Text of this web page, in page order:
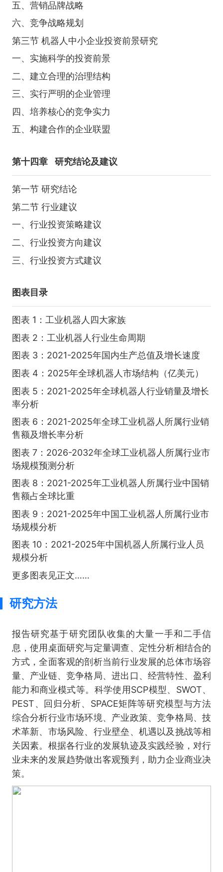
五、营销品牌战略
六、竞争战略规划
第三节 机器人中小企业投资前景研究
一、实施科学的投资前景
二、建立合理的治理结构
三、实行严明的企业管理
四、培养核心的竞争实力
五、构建合作的企业联盟
第十四章 研究结论及建议
第一节 研究结论
第二节 行业建议
一、行业投资策略建议
二、行业投资方向建议
三、行业投资方式建议
图表目录
图表 1：工业机器人四大家族
图表 2：工业机器人行业生命周期
图表 3：2021-2025年国内生产总值及增长速度
图表 4：2025年全球机器人市场结构（亿美元）
图表 5：2021-2025年全球机器人行业销量及增长
率分析
图表 6：2021-2025年全球工业机器人所属行业销
售额及增长率分析
图表 7：2026-2032年全球工业机器人所属行业市
场规模预测分析
图表 8：2021-2025年工业机器人所属行业中国销
售额占全球比重
图表 9：2021-2025年中国工业机器人所属行业市
场规模分析
图表 10：2021-2025年中国机器人所属行业人员
规模分析
更多图表见正文……
研究方法
报告研究基于研究团队收集的大量一手和二手信
息，使用桌面研究与定量调查、定性分析相结合的
方式，全面客观的剖析当前行业发展的总体市场容
量、产业链、竞争格局、进出口、经营特性、盈利
能力和商业模式等。科学使用SCP模型、SWOT、
PEST、回归分析、SPACE矩阵等研究模型与方法
综合分析行业市场环境、产业政策、竞争格局、技
术革新、市场风险、行业壁垒、机遇以及挑战等相
关因素。根据各行业的发展轨迹及实践经验，对行
业未来的发展趋势做出客观预判，助力企业商业决
策。